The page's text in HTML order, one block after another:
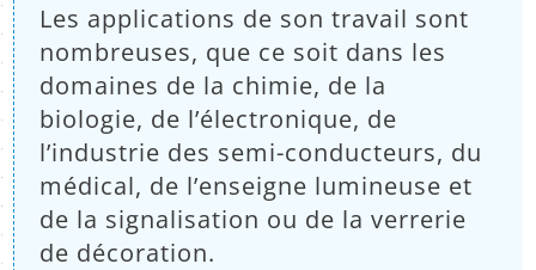
Les applications de son travail sont
nombreuses, que ce soit dans les
domaines de la chimie, de la
biologie, de l’électronique, de
l’industrie des semi-conducteurs, du
médical, de l’enseigne lumineuse et
de la signalisation ou de la verrerie
de décoration.